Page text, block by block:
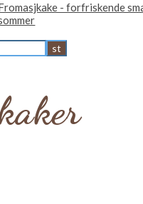
- forfriskende